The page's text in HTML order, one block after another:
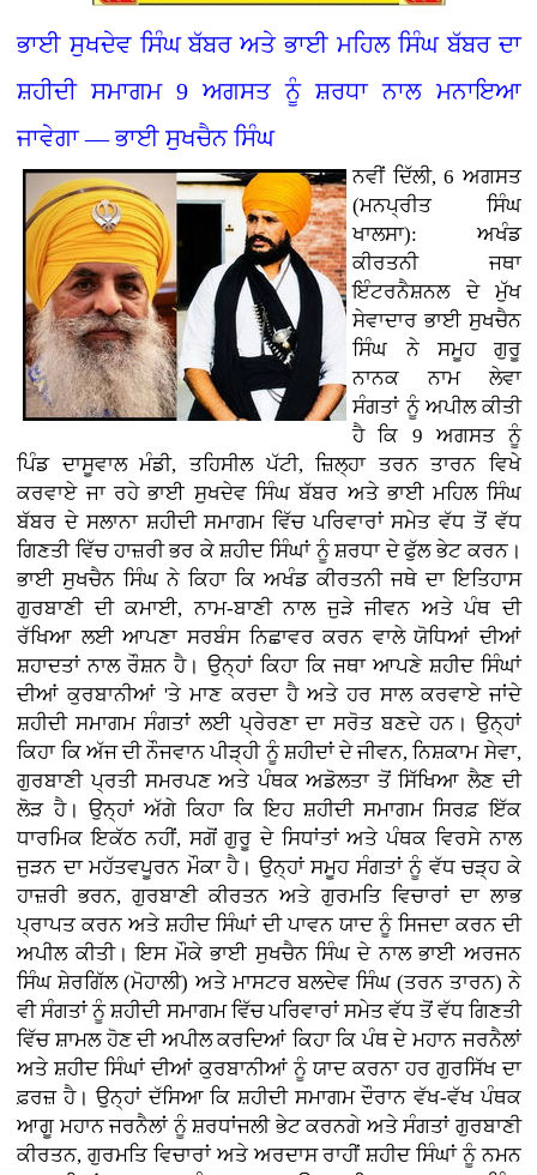
ਭਾਈ ਸੁਖਦੇਵ ਸਿੰਘ ਬੱਬਰ ਅਤੇ ਭਾਈ ਮਹਿਲ ਸਿੰਘ ਬੱਬਰ ਦਾ
ਸ਼ਹੀਦੀ ਸਮਾਗਮ 9 ਅਗਸਤ ਨੂੰ ਸ਼ਰਧਾ ਨਾਲ ਮਨਾਇਆ
ਜਾਵੇਗਾ — ਭਾਈ ਸੁਖਚੈਨ ਸਿੰਘ
ਨਵੀਂ ਦਿੱਲੀ, 6 ਅਗਸਤ
(ਮਨਪ੍ਰੀਤ ਸਿੰਘ
ਖਾਲਸਾ): ਅਖੰਡ
ਕੀਰਤਨੀ ਜਥਾ
ਇੰਟਰਨੈਸ਼ਨਲ ਦੇ ਮੁੱਖ
ਸੇਵਾਦਾਰ ਭਾਈ ਸੁਖਚੈਨ
ਸਿੰਘ ਨੇ ਸਮੂਹ ਗੁਰੂ
ਨਾਨਕ ਨਾਮ ਲੇਵਾ
ਸੰਗਤਾਂ ਨੂੰ ਅਪੀਲ ਕੀਤੀ
ਹੈ ਕਿ 9 ਅਗਸਤ ਨੂੰ
ਪਿੰਡ ਦਾਸੂਵਾਲ ਮੰਡੀ, ਤਹਿਸੀਲ ਪੱਟੀ, ਜ਼ਿਲ੍ਹਾ ਤਰਨ ਤਾਰਨ ਵਿਖੇ
ਕਰਵਾਏ ਜਾ ਰਹੇ ਭਾਈ ਸੁਖਦੇਵ ਸਿੰਘ ਬੱਬਰ ਅਤੇ ਭਾਈ ਮਹਿਲ ਸਿੰਘ
ਬੱਬਰ ਦੇ ਸਲਾਨਾ ਸ਼ਹੀਦੀ ਸਮਾਗਮ ਵਿੱਚ ਪਰਿਵਾਰਾਂ ਸਮੇਤ ਵੱਧ ਤੋਂ ਵੱਧ
ਗਿਣਤੀ ਵਿੱਚ ਹਾਜ਼ਰੀ ਭਰ ਕੇ ਸ਼ਹੀਦ ਸਿੰਘਾਂ ਨੂੰ ਸ਼ਰਧਾ ਦੇ ਫੁੱਲ ਭੇਟ ਕਰਨ।
ਭਾਈ ਸੁਖਚੈਨ ਸਿੰਘ ਨੇ ਕਿਹਾ ਕਿ ਅਖੰਡ ਕੀਰਤਨੀ ਜਥੇ ਦਾ ਇਤਿਹਾਸ
ਗੁਰਬਾਣੀ ਦੀ ਕਮਾਈ, ਨਾਮ-ਬਾਣੀ ਨਾਲ ਜੁੜੇ ਜੀਵਨ ਅਤੇ ਪੰਥ ਦੀ
ਰੱਖਿਆ ਲਈ ਆਪਣਾ ਸਰਬੰਸ ਨਿਛਾਵਰ ਕਰਨ ਵਾਲੇ ਯੋਧਿਆਂ ਦੀਆਂ
ਸ਼ਹਾਦਤਾਂ ਨਾਲ ਰੌਸ਼ਨ ਹੈ। ਉਨ੍ਹਾਂ ਕਿਹਾ ਕਿ ਜਥਾ ਆਪਣੇ ਸ਼ਹੀਦ ਸਿੰਘਾਂ
ਦੀਆਂ ਕੁਰਬਾਨੀਆਂ 'ਤੇ ਮਾਣ ਕਰਦਾ ਹੈ ਅਤੇ ਹਰ ਸਾਲ ਕਰਵਾਏ ਜਾਂਦੇ
ਸ਼ਹੀਦੀ ਸਮਾਗਮ ਸੰਗਤਾਂ ਲਈ ਪ੍ਰੇਰਣਾ ਦਾ ਸਰੋਤ ਬਣਦੇ ਹਨ। ਉਨ੍ਹਾਂ
ਕਿਹਾ ਕਿ ਅੱਜ ਦੀ ਨੌਜਵਾਨ ਪੀੜ੍ਹੀ ਨੂੰ ਸ਼ਹੀਦਾਂ ਦੇ ਜੀਵਨ, ਨਿਸ਼ਕਾਮ ਸੇਵਾ,
ਗੁਰਬਾਣੀ ਪ੍ਰਤੀ ਸਮਰਪਣ ਅਤੇ ਪੰਥਕ ਅਡੋਲਤਾ ਤੋਂ ਸਿੱਖਿਆ ਲੈਣ ਦੀ
ਲੋੜ ਹੈ। ਉਨ੍ਹਾਂ ਅੱਗੇ ਕਿਹਾ ਕਿ ਇਹ ਸ਼ਹੀਦੀ ਸਮਾਗਮ ਸਿਰਫ਼ ਇੱਕ
ਧਾਰਮਿਕ ਇਕੱਠ ਨਹੀਂ, ਸਗੋਂ ਗੁਰੂ ਦੇ ਸਿਧਾਂਤਾਂ ਅਤੇ ਪੰਥਕ ਵਿਰਸੇ ਨਾਲ
ਜੁੜਨ ਦਾ ਮਹੱਤਵਪੂਰਨ ਮੌਕਾ ਹੈ। ਉਨ੍ਹਾਂ ਸਮੂਹ ਸੰਗਤਾਂ ਨੂੰ ਵੱਧ ਚੜ੍ਹ ਕੇ
ਹਾਜ਼ਰੀ ਭਰਨ, ਗੁਰਬਾਣੀ ਕੀਰਤਨ ਅਤੇ ਗੁਰਮਤਿ ਵਿਚਾਰਾਂ ਦਾ ਲਾਭ
ਪ੍ਰਾਪਤ ਕਰਨ ਅਤੇ ਸ਼ਹੀਦ ਸਿੰਘਾਂ ਦੀ ਪਾਵਨ ਯਾਦ ਨੂੰ ਸਿਜਦਾ ਕਰਨ ਦੀ
ਅਪੀਲ ਕੀਤੀ। ਇਸ ਮੌਕੇ ਭਾਈ ਸੁਖਚੈਨ ਸਿੰਘ ਦੇ ਨਾਲ ਭਾਈ ਅਰਜਨ
ਸਿੰਘ ਸ਼ੇਰਗਿੱਲ (ਮੋਹਾਲੀ) ਅਤੇ ਮਾਸਟਰ ਬਲਦੇਵ ਸਿੰਘ (ਤਰਨ ਤਾਰਨ) ਨੇ
ਵੀ ਸੰਗਤਾਂ ਨੂੰ ਸ਼ਹੀਦੀ ਸਮਾਗਮ ਵਿੱਚ ਪਰਿਵਾਰਾਂ ਸਮੇਤ ਵੱਧ ਤੋਂ ਵੱਧ ਗਿਣਤੀ
ਵਿੱਚ ਸ਼ਾਮਲ ਹੋਣ ਦੀ ਅਪੀਲ ਕਰਦਿਆਂ ਕਿਹਾ ਕਿ ਪੰਥ ਦੇ ਮਹਾਨ ਜਰਨੈਲਾਂ
ਅਤੇ ਸ਼ਹੀਦ ਸਿੰਘਾਂ ਦੀਆਂ ਕੁਰਬਾਨੀਆਂ ਨੂੰ ਯਾਦ ਕਰਨਾ ਹਰ ਗੁਰਸਿੱਖ ਦਾ
ਫ਼ਰਜ਼ ਹੈ। ਉਨ੍ਹਾਂ ਦੱਸਿਆ ਕਿ ਸ਼ਹੀਦੀ ਸਮਾਗਮ ਦੌਰਾਨ ਵੱਖ-ਵੱਖ ਪੰਥਕ
ਆਗੂ ਮਹਾਨ ਜਰਨੈਲਾਂ ਨੂੰ ਸ਼ਰਧਾਂਜਲੀ ਭੇਟ ਕਰਨਗੇ ਅਤੇ ਸੰਗਤਾਂ ਗੁਰਬਾਣੀ
ਕੀਰਤਨ, ਗੁਰਮਤਿ ਵਿਚਾਰਾਂ ਅਤੇ ਅਰਦਾਸ ਰਾਹੀਂ ਸ਼ਹੀਦ ਸਿੰਘਾਂ ਨੂੰ ਨਮਨ